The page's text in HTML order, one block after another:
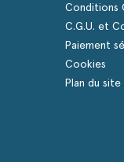
Conditions
C.G.U. et
Paiement
Cookies
Plan du site